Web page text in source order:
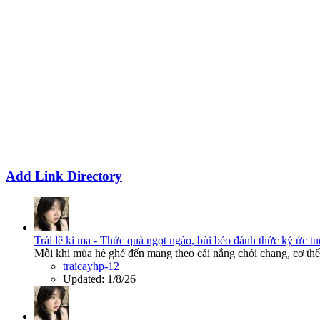
Add Link Directory
Trái lê ki ma - Thức quà ngọt ngào, bùi béo đánh thức ký ức
Mỗi khi mùa hè ghé đến mang theo cái nắng chói chang, cơ
traicayhp-12
Updated: 1/8/26